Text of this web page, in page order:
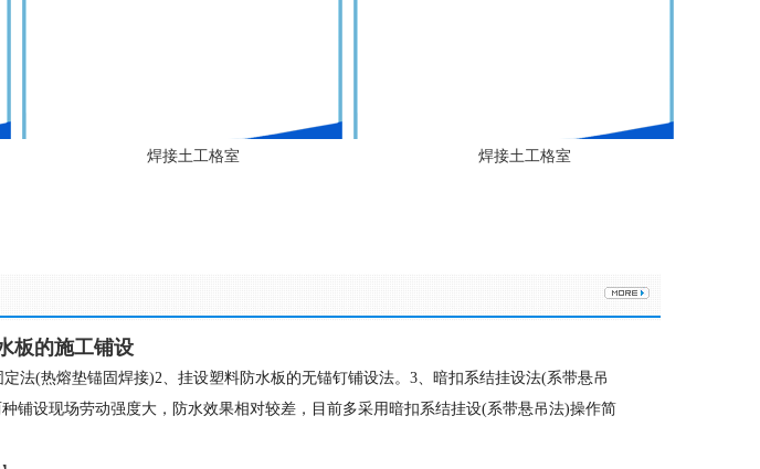
焊接土工格室 焊接土工格室
板的施工铺设
定法(热熔垫锚固焊接)2、挂设塑料防水板的无锚钉铺设法。3、暗扣系结挂设法(系带悬吊
铺设现场劳动强度大，防水效果相对较差，目前多采用暗扣系结挂设(系带悬吊法)操作简